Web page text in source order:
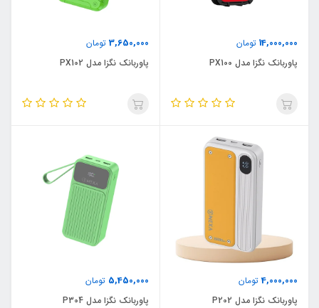
14,000,000 تومان
پاوربانک نگزا مدل PX100
3,650,000 تومان
پاوربانک نگزا مدل PX102
4,000,000تومان
پاوربانک نگزا مدل P202
5,450,000 تومان
پاوربانک نگزا مدل P304